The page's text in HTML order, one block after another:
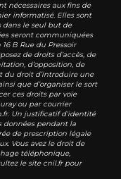
nécessaires aux fins de
informatisé. Elles sont
dans le seul but de
seront communiquées
B Rue du Pressoir
de droits d’accès, de
d’opposition, de
du droit d’introduire une
que d’organiser le sort
ces droits par voie
ou par courrier
Un justificatif d'identité
données pendant la
de prescription légale
Vous avez le droit de
téléphonique,
le site cnil.fr pour